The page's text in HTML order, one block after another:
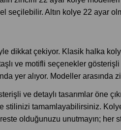
seçilebilir. Altın kolye 22 ayar
dikkat çekiyor. Klasik halka
ve motifli seçenekler
yer alıyor. Modeller arasında
ve detaylı tasarımlar öne
tamamlayabilirsiniz.
olduğunuzu unutmayın; her